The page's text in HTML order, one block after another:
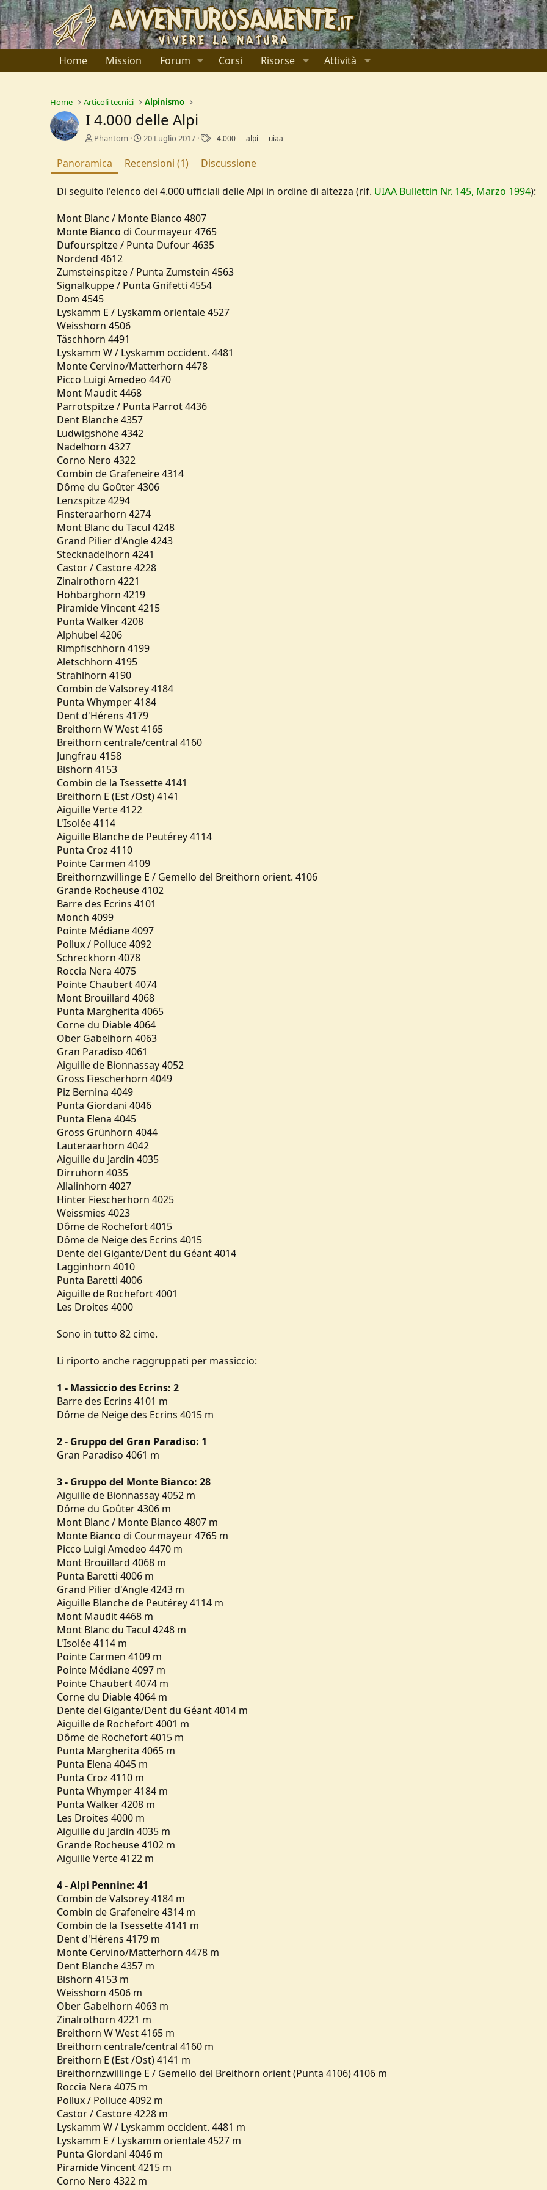
Home Mission Forum Corsi Risorse Attività
Home Articoli tecnici Alpinismo
I 4.000 delle Alpi
A
t
o
e
Phantom
C
e
a
i
n
d
a
t
20 Luglio 2017
g
4.000 alpi uiaa
Panoramica Recensioni (1) Discussione
Di seguito l'elenco dei 4.000 ufficiali delle Alpi in ordine di altezza (rif. UIAA Bullettin Nr. 145, Marzo 1994):
Mont Blanc / Monte Bianco 4807
Monte Bianco di Courmayeur 4765
Dufourspitze / Punta Dufour 4635
Nordend 4612
Zumsteinspitze / Punta Zumstein 4563
Signalkuppe / Punta Gnifetti 4554
Dom 4545
Lyskamm E / Lyskamm orientale 4527
Weisshorn 4506
Täschhorn 4491
Lyskamm W / Lyskamm occident. 4481
Monte Cervino/Matterhorn 4478
Picco Luigi Amedeo 4470
Mont Maudit 4468
Parrotspitze / Punta Parrot 4436
Dent Blanche 4357
Ludwigshöhe 4342
Nadelhorn 4327
Corno Nero 4322
Combin de Grafeneire 4314
Dôme du Goûter 4306
Lenzspitze 4294
Finsteraarhorn 4274
Mont Blanc du Tacul 4248
Grand Pilier d'Angle 4243
Stecknadelhorn 4241
Castor / Castore 4228
Zinalrothorn 4221
Hohbärghorn 4219
Piramide Vincent 4215
Punta Walker 4208
Alphubel 4206
Rimpfischhorn 4199
Aletschhorn 4195
Strahlhorn 4190
Combin de Valsorey 4184
Punta Whymper 4184
Dent d'Hérens 4179
Breithorn W West 4165
Breithorn centrale/central 4160
Jungfrau 4158
Bishorn 4153
Combin de la Tsessette 4141
Breithorn E (Est /Ost) 4141
Aiguille Verte 4122
L'Isolée 4114
Aiguille Blanche de Peutérey 4114
Punta Croz 4110
Pointe Carmen 4109
Breithornzwillinge E / Gemello del Breithorn orient. 4106
Grande Rocheuse 4102
Barre des Ecrins 4101
Mönch 4099
Pointe Médiane 4097
Pollux / Polluce 4092
Schreckhorn 4078
Roccia Nera 4075
Pointe Chaubert 4074
Mont Brouillard 4068
Punta Margherita 4065
Corne du Diable 4064
Ober Gabelhorn 4063
Gran Paradiso 4061
Aiguille de Bionnassay 4052
Gross Fiescherhorn 4049
Piz Bernina 4049
Punta Giordani 4046
Punta Elena 4045
Gross Grünhorn 4044
Lauteraarhorn 4042
Aiguille du Jardin 4035
Dirruhorn 4035
Allalinhorn 4027
Hinter Fiescherhorn 4025
Weissmies 4023
Dôme de Rochefort 4015
Dôme de Neige des Ecrins 4015
Dente del Gigante/Dent du Géant 4014
Lagginhorn 4010
Punta Baretti 4006
Aiguille de Rochefort 4001
Les Droites 4000
Sono in tutto 82 cime.
Li riporto anche raggruppati per massiccio:
1 - Massiccio des Ecrins: 2
Barre des Ecrins 4101 m
Dôme de Neige des Ecrins 4015 m
2 - Gruppo del Gran Paradiso: 1
Gran Paradiso 4061 m
3 - Gruppo del Monte Bianco: 28
Aiguille de Bionnassay 4052 m
Dôme du Goûter 4306 m
Mont Blanc / Monte Bianco 4807 m
Monte Bianco di Courmayeur 4765 m
Picco Luigi Amedeo 4470 m
Mont Brouillard 4068 m
Punta Baretti 4006 m
Grand Pilier d'Angle 4243 m
Aiguille Blanche de Peutérey 4114 m
Mont Maudit 4468 m
Mont Blanc du Tacul 4248 m
L'Isolée 4114 m
Pointe Carmen 4109 m
Pointe Médiane 4097 m
Pointe Chaubert 4074 m
Corne du Diable 4064 m
Dente del Gigante/Dent du Géant 4014 m
Aiguille de Rochefort 4001 m
Dôme de Rochefort 4015 m
Punta Margherita 4065 m
Punta Elena 4045 m
Punta Croz 4110 m
Punta Whymper 4184 m
Punta Walker 4208 m
Les Droites 4000 m
Aiguille du Jardin 4035 m
Grande Rocheuse 4102 m
Aiguille Verte 4122 m
4 -Alpi Pennine: 41
Combin de Valsorey 4184 m
Combin de Grafeneire 4314 m
Combin de la Tsessette 4141 m
Dent d'Hérens 4179 m
Monte Cervino/Matterhorn 4478 m
Dent Blanche 4357 m
Bishorn 4153 m
Weisshorn 4506 m
Ober Gabelhorn 4063 m
Zinalrothorn 4221 m
Breithorn W West 4165 m
Breithorn centrale/central 4160 m
Breithorn E (Est /Ost) 4141 m
Breithornzwillinge E / Gemello del Breithorn orient (Punta 4106) 4106 m
Roccia Nera 4075 m
Pollux / Polluce 4092 m
Castor / Castore 4228 m
Lyskamm W / Lyskamm occident. 4481 m
Lyskamm E / Lyskamm orientale 4527 m
Punta Giordani 4046 m
Piramide Vincent 4215 m
Corno Nero 4322 m